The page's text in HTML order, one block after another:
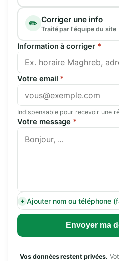
✏️ Corriger une info
Traité par l'équipe du site
Information à corriger *
Votre email *
Indispensable pour recevoir une
Votre message *
Ajouter nom ou téléphone
Envoyer ma
Vos données restent privées.